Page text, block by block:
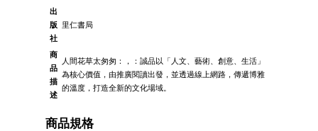
出
版
社
里仁書局
商
品
描
述
人間花草太匆匆：，：誠品以「人文、藝術、創意、生活」
為核心價值，由推廣閱讀出發，並透過線上網路，傳遞博雅
的溫度，打造全新的文化場域。
商品規格